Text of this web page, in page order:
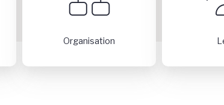
Organisation